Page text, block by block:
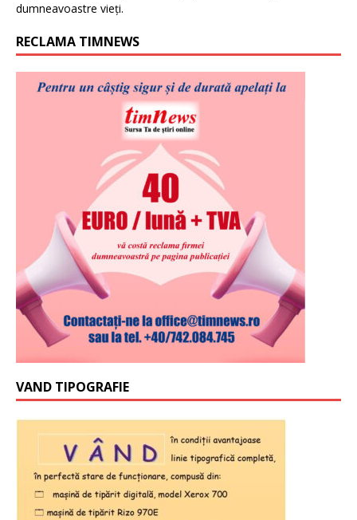
dumneavoastre vieți.
RECLAMA TIMNEWS
VAND TIPOGRAFIE